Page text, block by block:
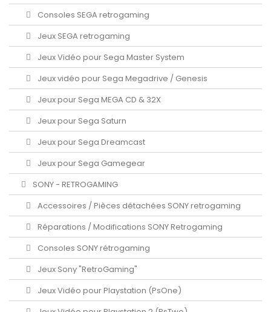
Consoles SEGA retrogaming
Jeux SEGA retrogaming
Jeux Vidéo pour Sega Master System
Jeux vidéo pour Sega Megadrive / Genesis
Jeux pour Sega MEGA CD & 32X
Jeux pour Sega Saturn
Jeux pour Sega Dreamcast
Jeux pour Sega Gamegear
SONY - RETROGAMING
Accessoires / Pièces détachées SONY retrogaming
Réparations / Modifications SONY Retrogaming
Consoles SONY rétrogaming
Jeux Sony "RetroGaming"
Jeux Vidéo pour Playstation (PsOne)